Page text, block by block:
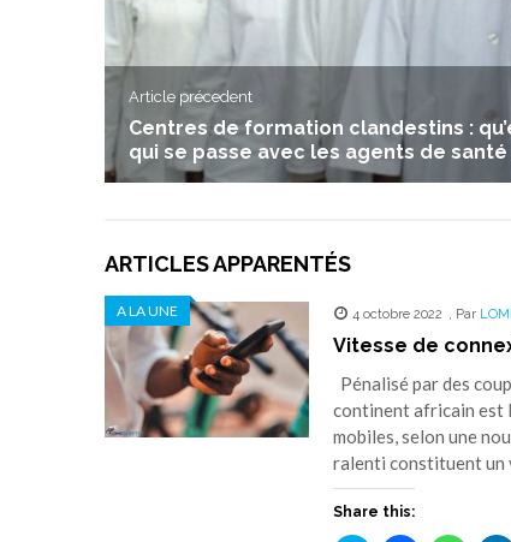
Article précedent
Centres de formation clandestins :
qui se passe avec les agents de santé
ARTICLES APPARENTÉS
A LA UNE 4 octobre 2022 Par
Vitesse de
Pénalisé par des
continent africain est
mobiles, selon une
ralenti constituent un
Share this: